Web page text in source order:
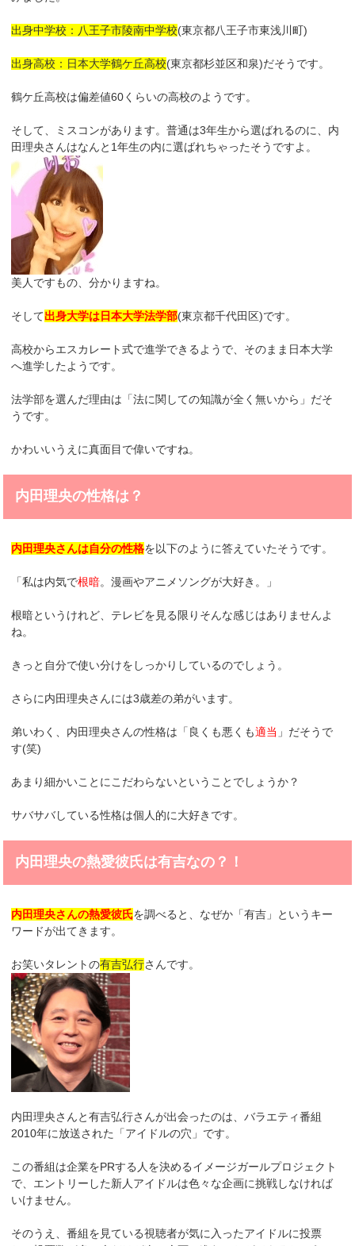
出身中学校：八王子市陵南中学校(東京都八王子市東浅川町)
出身高校：日本大学鶴ケ丘高校(東京都杉並区和泉)だそうです。
鶴ケ丘高校は偏差値60くらいの高校のようです。
そして、ミスコンがあります。普通は3年生から選ばれるのに、内
田理央さんはなんと1年生の内に選ばれちゃったそうですよ。
美人ですもの、分かりますね。
そして出身大学は日本大学法学部(東京都千代田区)です。
高校からエスカレート式で進学できるようで、そのまま日本大学
へ進学したようです。
法学部を選んだ理由は「法に関しての知識が全く無いから」だそ
うです。
かわいいうえに真面目で偉いですね。
内田理央の性格は？
内田理央さんは自分の性格を以下のように答えていたそうです。
「私は内気で根暗。漫画やアニメソングが大好き。」
根暗というけれど、テレビを見る限りそんな感じはありませんよ
ね。
きっと自分で使い分けをしっかりしているのでしょう。
さらに内田理央さんには3歳差の弟がいます。
弟いわく、内田理央さんの性格は「良くも悪くも適当 」だそうで
す(笑)
あまり細かいことにこだわらないということでしょうか？
サバサバしている性格は個人的に大好きです。
内田理央の熱愛彼氏は有吉なの？！
内田理央さんの熱愛彼氏を調べると、なぜか「有吉」というキー
ワードが出てきます。
お笑いタレントの有吉弘行さんです。
内田理央さんと有吉弘行さんが出会ったのは、バラエティ番組
2010年に放送された「アイドルの穴」です。
この番組は企業をPRする人を決めるイメージガールプロジェクト
で、エントリーした新人アイドルは色々な企画に挑戦しなければ
いけません。
そのうえ、番組を見ている視聴者が気に入ったアイドルに投票